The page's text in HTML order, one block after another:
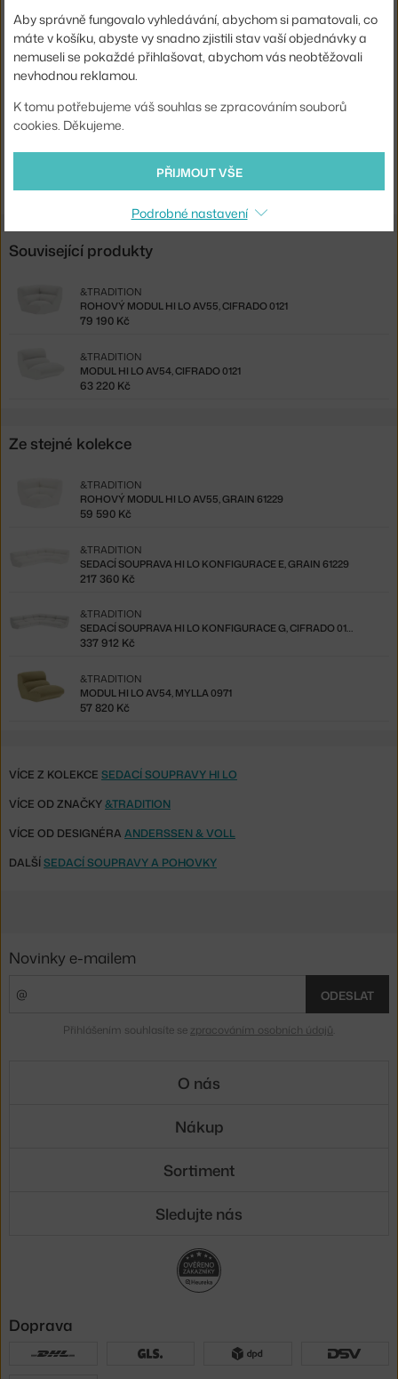
Typ
pohovky:
modulární, rohová
Kód
produktu
AND-147229A235A187C082
Ste zo Slovenska? Prejdite na
Shopping from the EU? Switch to
Hi Lo Sofa Configuration E,
Související produkty
ROHOVÝ MODUL HI LO AV55, CIFRADO 0121
&TRADITION
79 190 Kč
MODUL HI LO AV54, CIFRADO 0121
&TRADITION
63 220 Kč
Ze stejné kolekce
ROHOVÝ MODUL HI LO AV55, GRAIN 61229
&TRADITION
59 590 Kč
SEDACÍ SOUPRAVA HI LO KONFIGURACE E, GRAIN 61229
&TRADITION
217 360 Kč
SEDACÍ SOUPRAVA HI LO KONFIGURACE G, CIFRADO 0121
&TRADITION
337 912 Kč
MODUL HI LO AV54, MYLLA 0971
&TRADITION
57 820 Kč
VÍCE Z KOLEKCE SEDACÍ SOUPRAVY HI LO
VÍCE OD ZNAČKY&TRADITION
VÍCE OD DESIGNÉRA ANDERSSEN & VOLL
DALŠÍSEDACÍ SOUPRAVY A POHOVKY
Aby správně fungovalo vyhledávání, abychom si pamatovali, co
máte v košíku, abyste vy snadno zjistili stav vaší objednávky a
nemuseli se pokaždé přihlašovat, abychom vás neobtěžovali
nevhodnou reklamou.
K tomu potřebujeme váš souhlas se zpracováním souborů
cookies. Děkujeme.
PŘIJMOUT VŠE
Podrobné nastavení
Novinky e-mailem
ODESLAT
Přihlášením souhlasíte se zpracováním osobních údajů
O nás
Nákup
Sortiment
Sledujte nás
Doprava